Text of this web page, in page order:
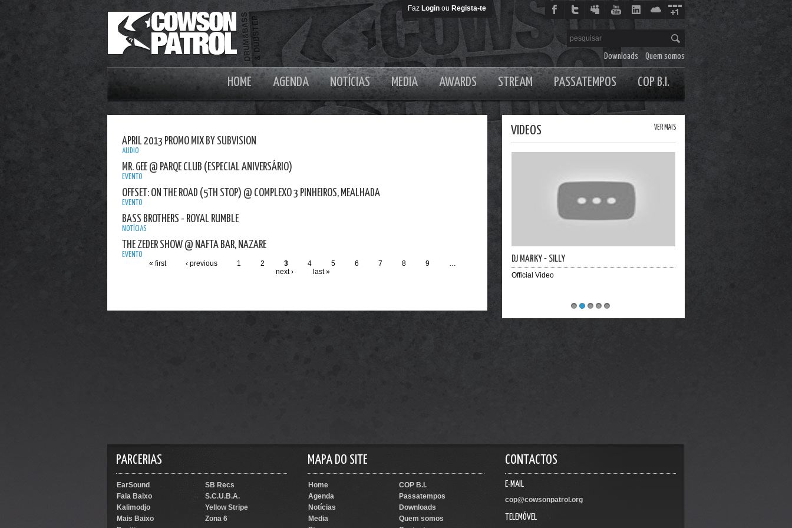
Faz Login ou Regista-te
Downloads Quem somos
HOME AGENDA NOTÍCIAS MEDIA AWARDS STREAM PASSATEMPOS COP B.I.
APRIL 2013 PROMO MIX BY SUBVISION
AUDIO
MR. GEE @ PARQE CLUB (ESPECIAL ANIVERSÁRIO)
EVENTO
OFFSET: ON THE ROAD (5TH STOP) @ COMPLEXO 3 PINHEIROS, MEALHADA
EVENTO
BASS BROTHERS - ROYAL RUMBLE
NOTÍCIAS
THE ZEDER SHOW @ NAFTA BAR, NAZARE
EVENTO
« first ‹ previous 1 2 3 4 5 6 7 8 9
…
next ›
last »
VIDEOS VER MAIS
DJ MARKY - SILLY
Official Video
PARCERIAS
EarSound
SB Recs
Fala Baixo
S.C.U.B.A.
Kalimodjo
Yellow Stripe
Mais Baixo
Zona 6
MAPA DO SITE
Home
COP B.I.
Agenda
Passatempos
Notícias
Downloads
Media
Quem somos
CONTACTOS
E-MAIL
cop@cowsonpatrol.org
TELEMÓVEL